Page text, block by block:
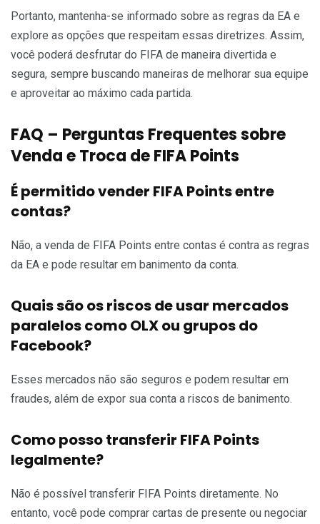
Portanto, mantenha-se informado sobre as regras da EA e
explore as opções que respeitam essas diretrizes. Assim,
você poderá desfrutar do FIFA de maneira divertida e
segura, sempre buscando maneiras de melhorar sua equipe
e aproveitar ao máximo cada partida.
FAQ – Perguntas Frequentes sobre
Venda e Troca de FIFA Points
É permitido vender FIFA Points entre
contas?
Não, a venda de FIFA Points entre contas é contra as regras
da EA e pode resultar em banimento da conta.
Quais são os riscos de usar mercados
paralelos como OLX ou grupos do
Facebook?
Esses mercados não são seguros e podem resultar em
fraudes, além de expor sua conta a riscos de banimento.
Como posso transferir FIFA Points
legalmente?
Não é possível transferir FIFA Points diretamente. No
entanto, você pode comprar cartas de presente ou negociar